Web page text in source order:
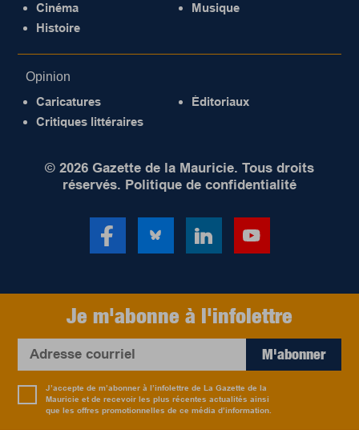
Cinéma
Histoire
Musique
Opinion
Caricatures
Critiques littéraires
Éditoriaux
© 2026 Gazette de la Mauricie. Tous droits
réservés. Politique de confidentialité
Je m'abonne à l'infolettre
M'abonner
J’accepte de m’abonner à l’infolettre de La Gazette de la
Mauricie et de recevoir les plus récentes actualités ainsi
que les offres promotionnelles de ce média d’information.